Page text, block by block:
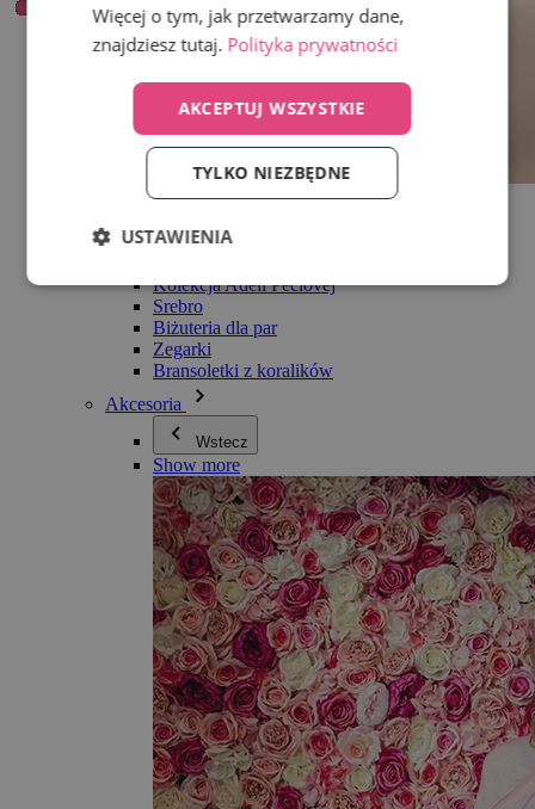
Wszystko w kategorii Biżuteria
Bransoletki
Kolekcja Adéli Pečlovej
Srebro
Biżuteria dla par
Zegarki
Bransoletki z koralików
Akcesoria
Wstecz
Show more
Więcej o tym, jak przetwarzamy dane,
znajdziesz tutaj. Polityka prywatności
AKCEPTUJ WSZYSTKIE
TYLKO NIEZBĘDNE
USTAWIENIA